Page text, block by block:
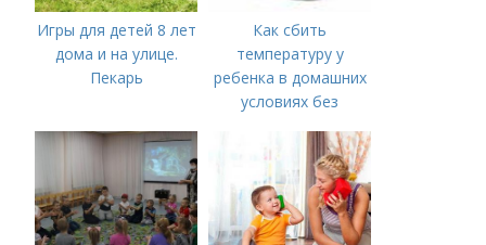
Игры для детей 8 лет
дома и на улице.
Пекарь
Как сбить
температуру у
ребенка в домашних
условиях без
причины высокой
температуры у
ребенка?